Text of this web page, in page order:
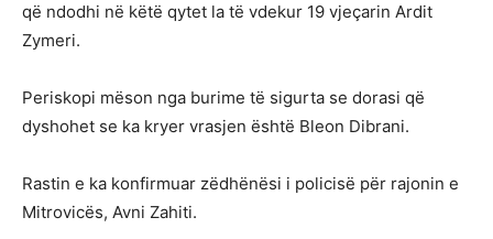
që ndodhi në këtë qytet la të vdekur 19 vjeçarin Ardit
Zymeri.
Periskopi mëson nga burime të sigurta se dorasi që
dyshohet se ka kryer vrasjen është Bleon Dibrani.
Rastin e ka konfirmuar zëdhënësi i policisë për rajonin e
Mitrovicës, Avni Zahiti.